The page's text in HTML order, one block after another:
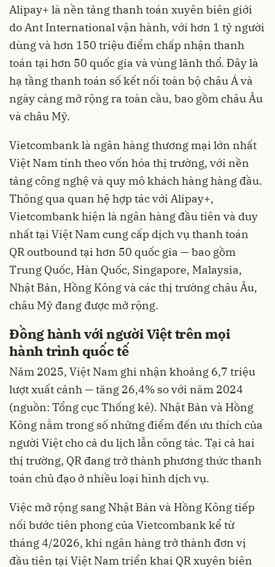
Alipay+ là nền tảng thanh toán xuyên biên giới
do Ant International vận hành, với hơn 1 tỷ người
dùng và hơn 150 triệu điểm chấp nhận thanh
toán tại hơn 50 quốc gia và vùng lãnh thổ. Đây là
hạ tầng thanh toán số kết nối toàn bộ châu Á và
ngày càng mở rộng ra toàn cầu, bao gồm châu Âu
và châu Mỹ.
Vietcombank là ngân hàng thương mại lớn nhất
Việt Nam tính theo vốn hóa thị trường, với nền
tảng công nghệ và quy mô khách hàng hàng đầu.
Thông qua quan hệ hợp tác với Alipay+,
Vietcombank hiện là ngân hàng đầu tiên và duy
nhất tại Việt Nam cung cấp dịch vụ thanh toán
QR outbound tại hơn 50 quốc gia — bao gồm
Trung Quốc, Hàn Quốc, Singapore, Malaysia,
Nhật Bản, Hồng Kông và các thị trường châu Âu,
châu Mỹ đang được mở rộng.
Đồng hành với người Việt trên mọi
hành trình quốc tế
Năm 2025, Việt Nam ghi nhận khoảng 6,7 triệu
lượt xuất cảnh — tăng 26,4% so với năm 2024
(nguồn: Tổng cục Thống kê). Nhật Bản và Hồng
Kông nằm trong số những điểm đến ưu thích của
người Việt cho cả du lịch lẫn công tác. Tại cả hai
thị trường, QR đang trở thành phương thức thanh
toán chủ đạo ở nhiều loại hình dịch vụ.
Việc mở rộng sang Nhật Bản và Hồng Kông tiếp
nối bước tiên phong của Vietcombank kể từ
tháng 4/2026, khi ngân hàng trở thành đơn vị
đầu tiên tại Việt Nam triển khai QR xuyên biên